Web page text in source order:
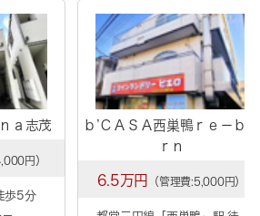
ａ志茂
円）
歩5分
ｂ’ＣＡＳＡ西巣鴨ｒｅ－ｂｏ
ｒｎ
6.5万円 （管理費:5,000円）